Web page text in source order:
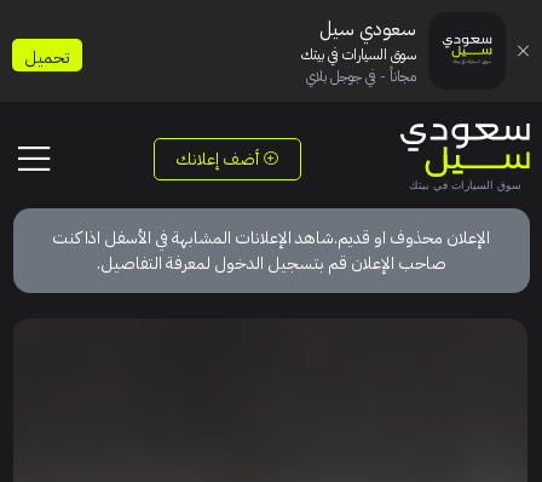
أضف إعلانك
الإعلان محذوف او قديم.شاهد الإعلانات المشابهة في الأسفل اذا كنت
صاحب الإعلان قم بتسجيل الدخول لمعرفة التفاصيل.
سعودي سيل
سوق السيارات في بيتك
مجاناً - في جوجل بلاي
تحميل